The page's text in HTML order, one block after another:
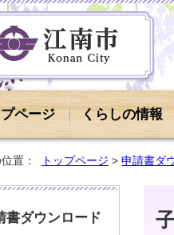
ページ くらしの情報
置： トップページ > 申請書ダ
書ダウンロード